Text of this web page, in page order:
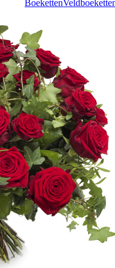
Boeketten